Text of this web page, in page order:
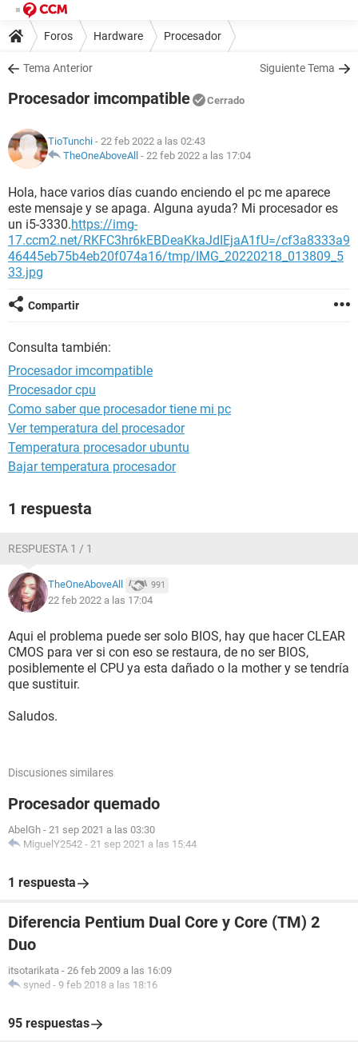
Foros Hardware Procesador
Tema Anterior Siguiente Tema
Procesador imcompatible Cerrado
TioTunchi - 22 feb 2022 a las 02:43
TheOneAboveAll - 22 feb 2022 a las 17:04
Hola, hace varios días cuando enciendo el pc me aparece
este mensaje y se apaga. Alguna ayuda? Mi procesador es
un i5-3330.https://img-
17.ccm2.net/RKFC3hr6kEBDeaKkaJdIEjaA1fU=/cf3a8333a9
46445eb75b4eb20f074a16/tmp/IMG_20220218_013809_5
33.jpg
Compartir
Consulta también:
Procesador imcompatible
Procesador cpu
Como saber que procesador tiene mi pc
Ver temperatura del procesador
Temperatura procesador ubuntu
Bajar temperatura procesador
1 respuesta
RESPUESTA 1 / 1
TheOneAboveAll 991
22 feb 2022 a las 17:04
Aqui el problema puede ser solo BIOS, hay que hacer CLEAR
CMOS para ver si con eso se restaura, de no ser BIOS,
posiblemente el CPU ya esta dañado o la mother y se tendría
que sustituir.
Saludos.
Discusiones similares
Procesador quemado
AbelGh - 21 sep 2021 a las 03:30
MiguelY2542 - 21 sep 2021 a las 15:44
1 respuesta
Diferencia Pentium Dual Core y Core (TM) 2
Duo
itsotarikata - 26 feb 2009 a las 16:09
syned - 9 feb 2018 a las 18:16
95 respuestas